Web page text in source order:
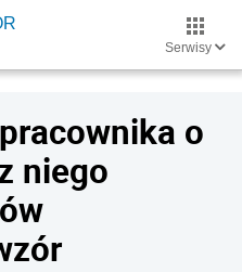
Serwisy
o
niego